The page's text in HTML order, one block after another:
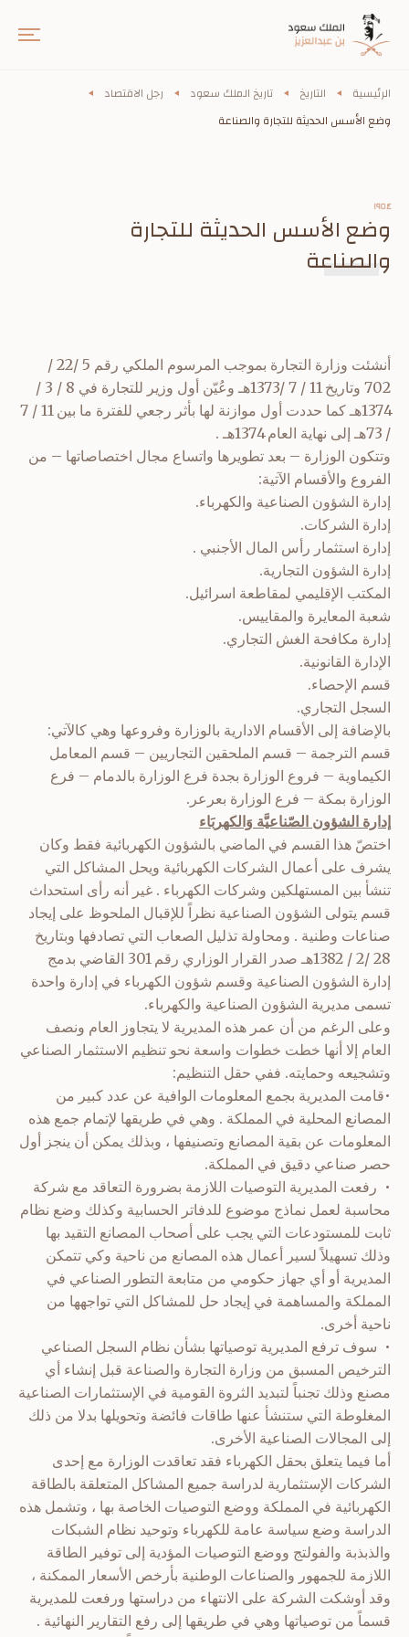
الرئيسية التاريخ تاريخ الملك سعود
رجل الاقتصاد
وضع الأسس الحديثة للتجارة والصناعة
١٩٥٤
وضع الأسس الحديثة للتجارة
والصناعة
أنشئت وزارة التجارة بموجب المرسوم الملكي رقم 5 /22 /
702 وتاريخ 11 / 7 /1373هـ وعُيّن أول وزير للتجارة في 8 / 3 /
1374هـ كما حددت أول موازنة لها بأثر رجعي للفترة ما بين 11 / 7
/ 73هـ إلى نهاية العام 1374هـ .
وتتكون الوزارة – بعد تطويرها واتساع مجال اختصاصاتها – من
الفروع والأقسام الآتية:
إدارة الشؤون الصناعية والكهرباء.
إدارة الشركات.
إدارة استثمار رأس المال الأجنبي .
إدارة الشؤون التجارية.
المكتب الإقليمي لمقاطعة اسرائيل.
شعبة المعايرة والمقاييس.
إدارة مكافحة الغش التجاري.
الإدارة القانونية.
قسم الإحصاء.
السجل التجاري.
بالإضافة إلى الأقسام الادارية بالوزارة وفروعها وهي كالآتي:
قسم الترجمة – قسم الملحقين التجاريين – قسم المعامل
الكيماوية – فروع الوزارة بجدة فرع الوزارة بالدمام – فرع
الوزارة بمكة – فرع الوزارة بعرعر.
إدارة الشؤون الصّناعيَّة وَالكهربَاء
اختصّ هذا القسم في الماضي بالشؤون الكهربائية فقط وكان
يشرف على أعمال الشركات الكهربائية ويحل المشاكل التي
تنشأ بين المستهلكين وشركات الكهرباء . غير أنه رأى استحداث
قسم يتولى الشؤون الصناعية نظراً للإقبال الملحوظ على إيجاد
صناعات وطنية . ومحاولة تذليل الصعاب التي تصادفها وبتاريخ
28 /2 / 1382هـ صدر القرار الوزاري رقم 301 القاضي بدمج
إدارة الشؤون الصناعية وقسم شؤون الكهرباء في إدارة واحدة
تسمى مديرية الشؤون الصناعية والكهرباء.
وعلى الرغم من أن عمر هذه المديرية لا يتجاوز العام ونصف
العام إلا أنها خطت خطوات واسعة نحو تنظيم الاستثمار الصناعي
وتشجيعه وحمايته. ففي حقل التنظيم:
•قامت المديرية بجمع المعلومات الوافية عن عدد كبير من
المصانع المحلية في المملكة . وهي في طريقها لإتمام جمع هذه
المعلومات عن بقية المصانع وتصنيفها ، وبذلك يمكن أن ينجز أول
حصر صناعي دقيق في المملكة.
• رفعت المديرية التوصيات اللازمة بضرورة التعاقد مع شركة
محاسبة لعمل نماذج موضوع للدفاتر الحسابية وكذلك وضع نظام
ثابت للمستودعات التي يجب على أصحاب المصانع التقيد بها
وذلك تسهيلاً لسير أعمال هذه المصانع من ناحية وكي تتمكن
المديرية أو أي جهاز حكومي من متابعة التطور الصناعي في
المملكة والمساهمة في إيجاد حل للمشاكل التي تواجهها من
ناحية أخرى.
• سوف ترفع المديرية توصياتها بشأن نظام السجل الصناعي
الترخيص المسبق من وزارة التجارة والصناعة قبل إنشاء أي
مصنع وذلك تجنباً لتبديد الثروة القومية في الإستثمارات الصناعية
المغلوطة التي ستنشأ عنها طاقات فائضة وتحويلها بدلا من ذلك
إلى المجالات الصناعية الأخرى.
أما فيما يتعلق بحقل الكهرباء فقد تعاقدت الوزارة مع إحدى
الشركات الإستثمارية لدراسة جميع المشاكل المتعلقة بالطاقة
الكهربائية في المملكة ووضع التوصيات الخاصة بها ، وتشمل هذه
الدراسة وضع سياسة عامة للكهرباء وتوحيد نظام الشبكات
والذبذبة والفولتج ووضع التوصيات المؤدية إلى توفير الطاقة
اللازمة للجمهور والصناعات الوطنية بأرخص الأسعار الممكنة ،
وقد أوشكت الشركة على الانتهاء من دراستها ورفعت للمديرية
قسماً من توصياتها وهي في طريقها إلى رفع التقارير النهائية .